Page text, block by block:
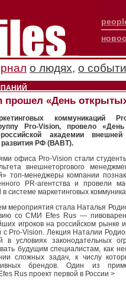
о людях, о
прошел «День
коммуникаций
Pro-Vision, провело
академии
развития РФ (ВАВТ).
офиса Pro-Vision стали
внешнеторгового
топ-менеджеры компании
PR-агентства и провели
системе маркетинговых
мероприятия стала Наталья
со СМИ Efes Rus —
игроков на российском рынке
Pro-Vision. Лекция Наталии
в условиях законодательных
будущим специалистам, как
сложных задач, к числу
брендов. Один из
Rus проект первой в России >